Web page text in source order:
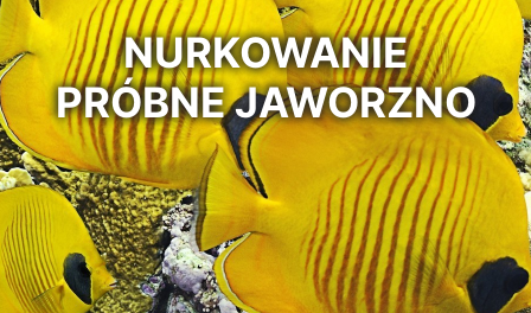
NURKOWANIE
PRÓBNE JAWORZNO